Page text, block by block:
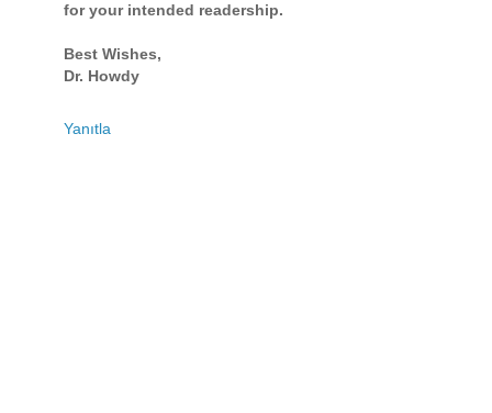
for your intended readership.
Best Wishes,
Dr. Howdy
Yanıtla